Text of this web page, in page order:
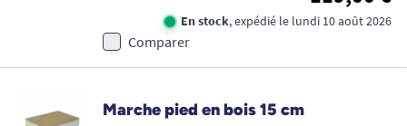
En stock, expédié le lundi 10 août 2026
Comparer
Marche pied en bois 15 cm